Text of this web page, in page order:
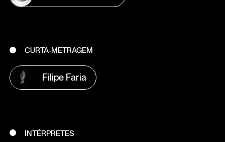
CURTA-METRAGEM
Filipe Faria
INTÉRPRETES